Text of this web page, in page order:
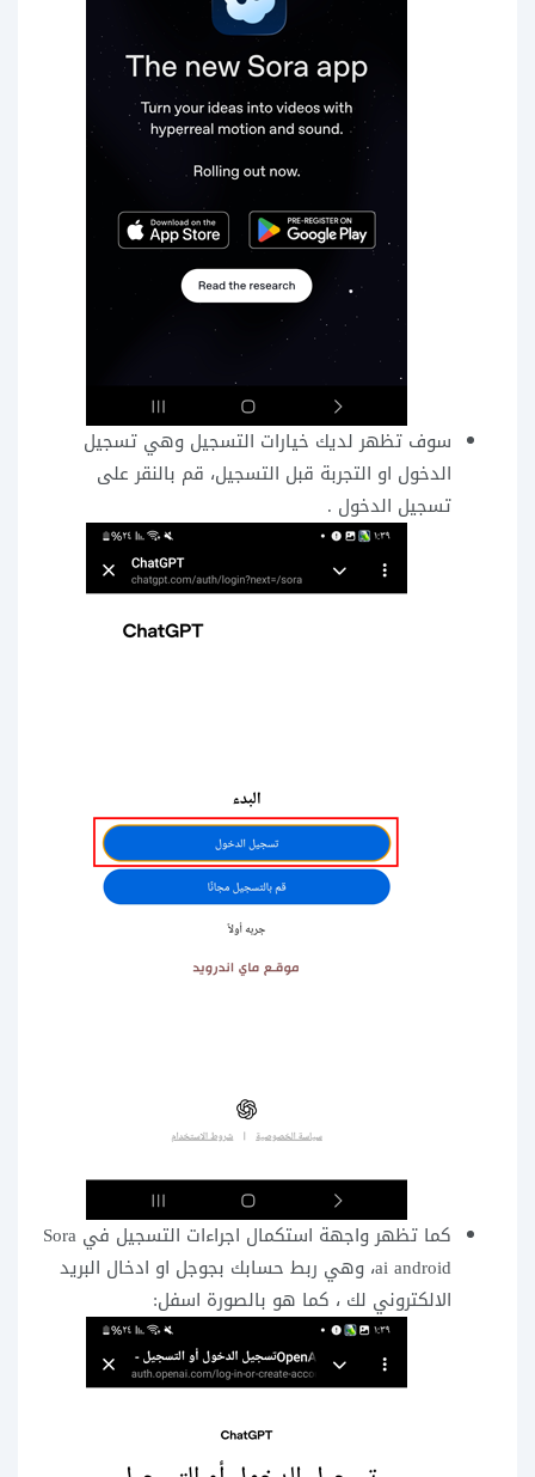
سوف تظهر لديك خيارات التسجيل وهي تسجيل
الدخول او التجربة قبل التسجيل، قم بالنقر على
تسجيل الدخول .
كما تظهر واجهة استكمال اجراءات التسجيل في Sora
ai android، وهي ربط حسابك بجوجل او ادخال البريد
الالكتروني لك ، كما هو بالصورة اسفل: